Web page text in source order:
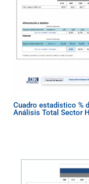
Cuadro estadístico %
Análisis Total Sector